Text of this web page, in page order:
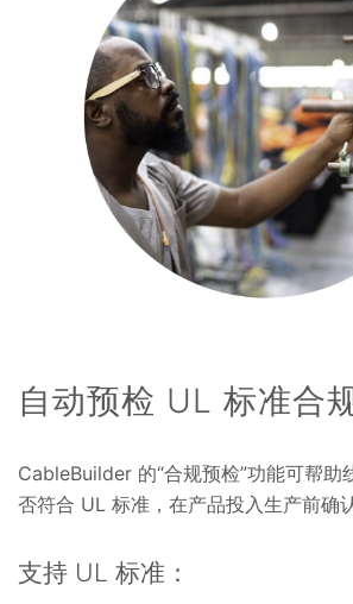
自动预检 UL 标准合
CableBuilder 的“合规预检”功能可帮助
否符合 UL 标准，在产品投入生产前确
支持 UL 标准：